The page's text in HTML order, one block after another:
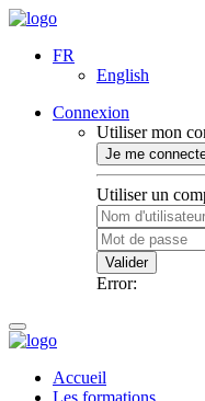
FR
English
Connexion
Utiliser mon
Je me
Utiliser un
Valider
Error:
Accueil
Les formations